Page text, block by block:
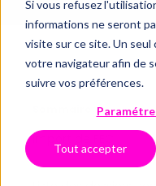
Si vous refusez
informations ne seront
visite sur ce site. Un seul
votre navigateur afin de
suivre vos préférences.
Tout accepter
Import de FEC